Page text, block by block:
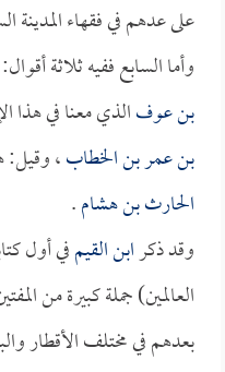
على عدهم في فقهاء المدينة
وأما السابع ففيه ثلاثة
بن عوفالذي معنا في هذا
بن عمر بن الخطاب،
الحارث بن هشام.
وقد ذكرابن القيمفي أول
العالمين) جملة كبيرة من
بعدهم في مختلف الأقطار